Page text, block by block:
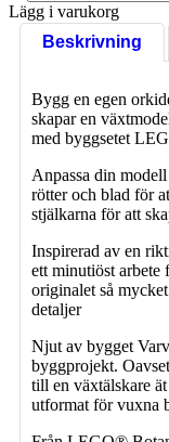
Lägg i varukorg
Beskrivning
Bygg en egen
skapar en
med byggsetet
Anpassa din
rötter och blad för
stjälkarna för att
Inspirerad av en
ett minutiöst arbete
originalet så
detaljer
Njut av bygget
byggprojekt.
till en växtälskare
utformat för vuxna